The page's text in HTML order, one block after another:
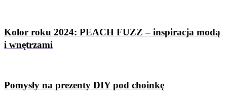
Kolor roku 2024: PEACH FUZZ – inspiracja modą
i wnętrzami
Pomysły na prezenty DIY pod choinkę